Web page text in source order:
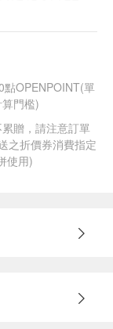
OPENPOINT(單
門檻)
贈，請注意訂單
之折價券消費指定
使用)